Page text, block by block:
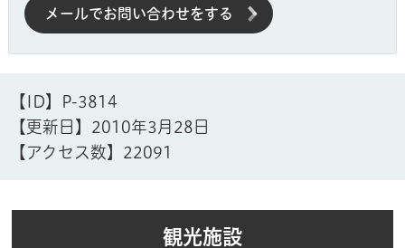
メールでお問い合わせをする
【ID】
P-3814
【更新日】 2010年3月28日
【アクセス数】 22091
観光施設